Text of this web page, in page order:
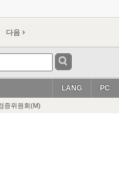
다음
PC
LANG
증위원회(M)